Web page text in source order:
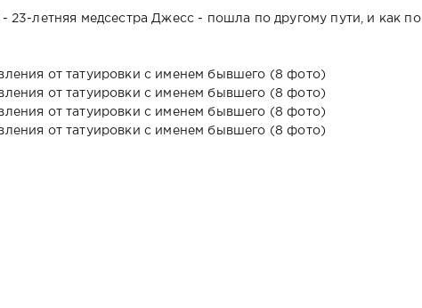
23-летняя медсестра Джесс - пошла по другому пути, и как по